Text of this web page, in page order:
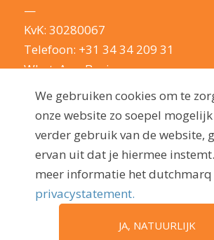
—
KvK: 30280067
Telefoon: +31 34 34 209 31
WhatsApp Business
E-mail:
info@dutchmarq.nl
We houden van een geintje. Maar
privacy erg serieus: lees hier onze
privacyverklaring
We gebruiken cookies om te
onze website zo soepel
verder gebruik van de website,
ervan uit dat je hiermee
meer informatie het dutchmarq
privacystatement.
JA, NATUURLIJK